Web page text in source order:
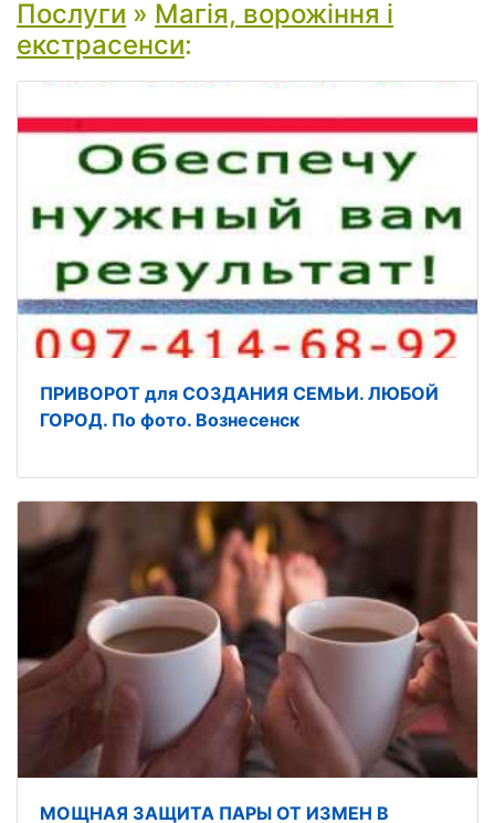
Послуги » Магія, ворожіння і
екстрасенси:
ПРИВОРОТ для СОЗДАНИЯ СЕМЬИ. ЛЮБОЙ
ГОРОД. По фото. Вознесенск
МОЩНАЯ ЗАЩИТА ПАРЫ ОТ ИЗМЕН В